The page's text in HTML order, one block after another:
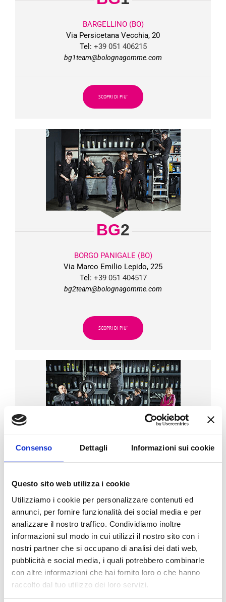
Consenso Dettagli Informazioni sui cookie
Questo sito web utilizza i cookie
Utilizziamo i cookie per personalizzare contenuti ed
annunci, per fornire funzionalità dei social media e per
analizzare il nostro traffico. Condividiamo inoltre
informazioni sul modo in cui utilizzi il nostro sito con i
nostri partner che si occupano di analisi dei dati web,
pubblicità e social media, i quali potrebbero combinarle
con altre informazioni che hai fornito loro o che hanno
raccolto dal tuo utilizzo dei loro servizi.
BARGELLINO (BO)
Via Persicetana Vecchia, 20
Tel: +39 051 406215
bg1team@bolognagomme.com
SCOPRI DI PIU’
BG2
BORGO PANIGALE (BO)
Via Marco Emilio Lepido, 225
Tel: +39 051 404517
bg2team@bolognagomme.com
SCOPRI DI PIU’
BG3
VILLANOVA (CASTENASO)
Via Tosarelli, 296/2
Tel:+39 051 781203
bg3team@bolognagomme.com
SCOPRI DI PIU’